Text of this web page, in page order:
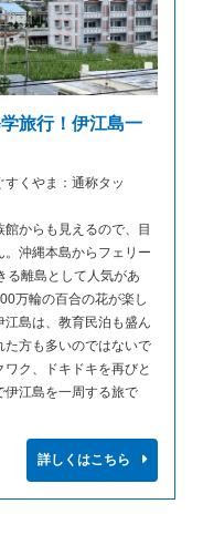
旅行！伊江島一
くやま：通称タッ
からも見えるので、目
沖縄本島からフェリー
る離島として人気があ
万輪の百合の花が楽し
島は、教育民泊も盛ん
た方も多いのではないで
ク、ドキドキを再びと
伊江島を一周する旅で
詳しくはこちら